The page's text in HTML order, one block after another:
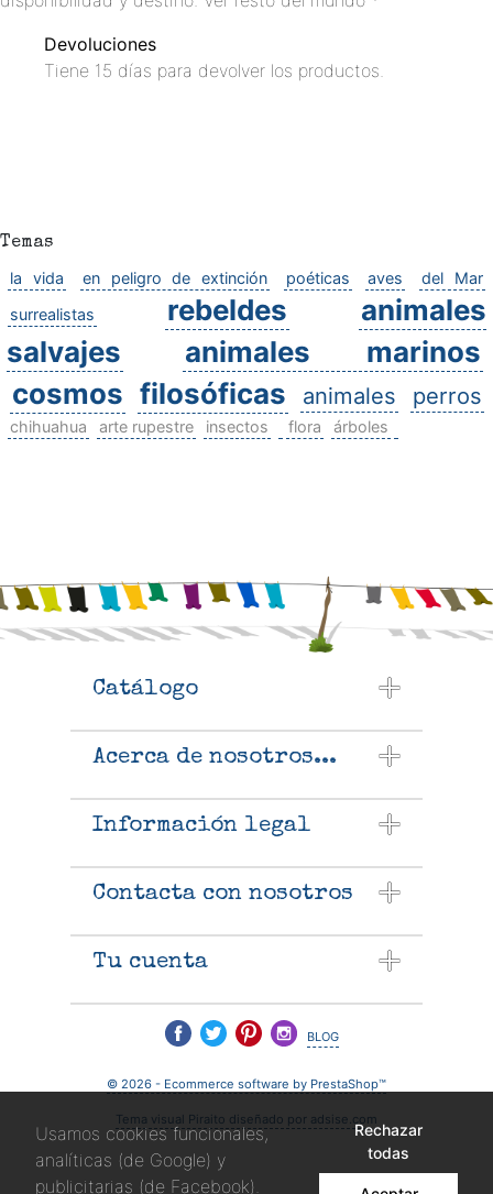
Devoluciones
Tiene 15 días para devolver los productos.
Temas
la vida en peligro de extinción poéticas aves
del Mar
surrealistas
rebeldes
animales
salvajes
animales marinos
cosmos filosóficas animales perros
chihuahua arte rupestre insectos flora árboles
Catálogo
Acerca de nosotros...
Información legal
Contacta con nosotros
Tu cuenta
blog
© 2026 - Ecommerce software by PrestaShop™
Tema visual Piraito diseñado por adsise.com
Usamos cookies funcionales,
analíticas (de Google) y
publicitarias (de Facebook).
Rechazar
todas